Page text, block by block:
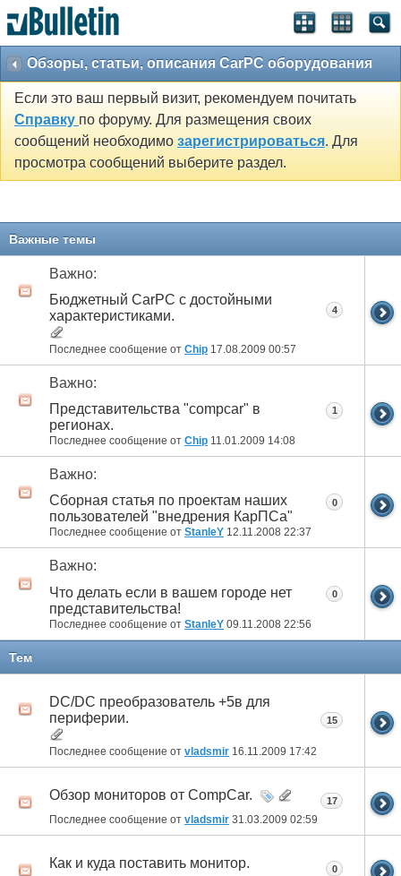
Обзоры, статьи, описания CarPC оборудования
Если это ваш первый визит, рекомендуем почитать
Справку по форуму. Для размещения своих
сообщений необходимо зарегистрироваться. Для
просмотра сообщений выберите раздел.
Важные темы
Важно:
Бюджетный CarPC с достойными
характеристиками.
Последнее сообщение от Chip 17.08.2009 00:57
4
Важно:
Представительства "compcar" в
регионах.
Последнее сообщение от Chip 11.01.2009 14:08
1
Важно:
Cборная статья по проектам наших
пользователей "внедрения КарПСа"
Последнее сообщение от StanleY 12.11.2008 22:37
0
Важно:
Что делать если в вашем городе нет
представительства!
Последнее сообщение от StanleY 09.11.2008 22:56
0
Тем
DC/DC преобразователь +5в для
периферии.
Последнее сообщение от vladsmir 16.11.2009 17:42
15
Обзор мониторов от CompCar.
Последнее сообщение от vladsmir 31.03.2009 02:59
17
Как и куда поставить монитор. 0